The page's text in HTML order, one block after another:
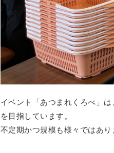
イベント「あつまれくろべ」
を目指しています。
不定期かつ規模も様々ではあ